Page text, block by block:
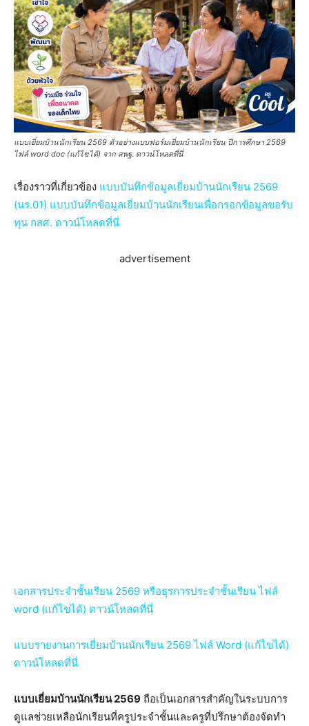
แบบเยี่ยมบ้านนักเรียน 2569 ตัวอย่างแบบฟอร์มเยี่ยมบ้านนักเรียน ปีการศึกษา 2569
ไฟล์ word doc (แก้ไขได้) จาก สพฐ. ดาวน์โหลดที่นี่
เรื่องราวที่เกี่ยวข้อง แบบบันทึกข้อมูลเยี่ยมบ้านนักเรียน 2569
(นร.01) แบบบันทึกข้อมูลเยี่ยมบ้านนักเรียนเพื่อกรอกข้อมูลขอรับ
ทุน กสศ. ดาวน์โหลดที่นี่
advertisement
เอกสารประจำชั้นเรียน 2569 หรือธุรการประจำชั้นเรียน ไฟล์
word (แก้ไขได้) ดาวน์โหลดที่นี่
แบบรายงานการเยี่ยมบ้านนักเรียน 2569 ไฟล์ Word (แก้ไขได้)
ดาวน์โหลดที่นี่
แบบเยี่ยมบ้านนักเรียน 2569 ถือเป็นเอกสารสำคัญในระบบการ
ดูแลช่วยเหลือนักเรียนที่ครูประจำชั้นและครูที่ปรึกษาต้องจัดทำ